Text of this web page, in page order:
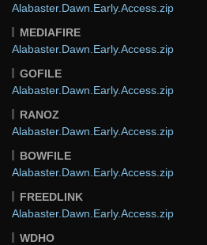
Alabaster.Dawn.Early.Access.zip
MEDIAFIRE
Alabaster.Dawn.Early.Access.zip
GOFILE
Alabaster.Dawn.Early.Access.zip
RANOZ
Alabaster.Dawn.Early.Access.zip
BOWFILE
Alabaster.Dawn.Early.Access.zip
FREEDLINK
Alabaster.Dawn.Early.Access.zip
WDHO